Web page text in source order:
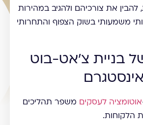
את צורכיהם ולהגיב במהירות
משמעותי בשוק הצפוף והתחרותי
בניית צ'אט-בוט
אוטומציה לעסקים משפר תהליכים
הלקוחות.